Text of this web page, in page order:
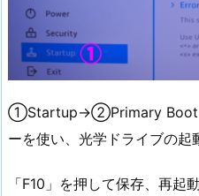
①Startup→②Primary Boot
ーを使い、光学ドライブの起
「F10」を押して保存、再起動